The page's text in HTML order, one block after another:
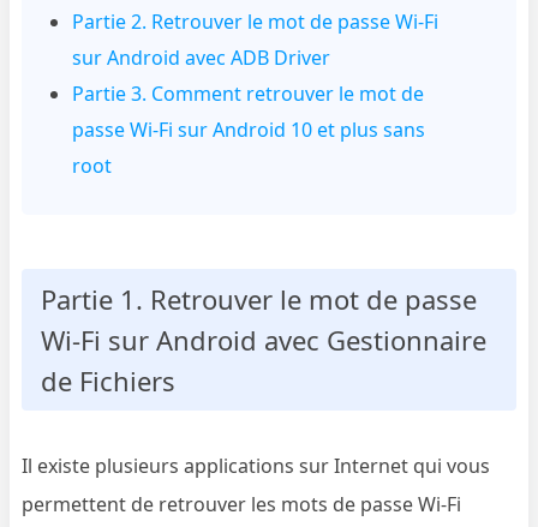
Partie 2. Retrouver le mot de passe Wi-Fi
sur Android avec ADB Driver
Partie 3. Comment retrouver le mot de
passe Wi-Fi sur Android 10 et plus sans
root
Partie 1. Retrouver le mot de passe
Wi-Fi sur Android avec Gestionnaire
de Fichiers
Il existe plusieurs applications sur Internet qui vous
permettent de retrouver les mots de passe Wi-Fi